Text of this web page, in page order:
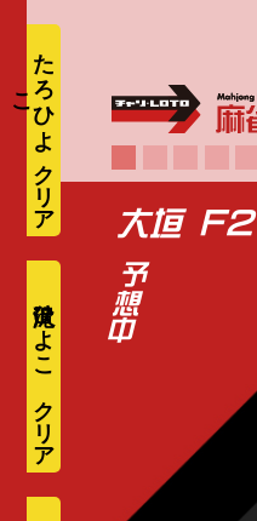
大垣 F2
滝沢ひよこ
た
ろ
ひ
よ
こ